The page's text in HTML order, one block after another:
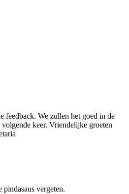
feedback. We zullen het goed in de
keer. Vriendelijke groeten
pindasaus vergeten.